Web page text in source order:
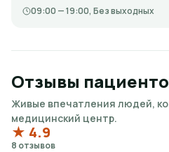
09:00 — 19:00, Без выходных
Отзывы
Живые впечатления людей,
медицинский центр.
★ 4.9
8 отзывов